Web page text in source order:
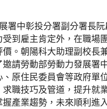
署中彰投分署副分署長
到雇主肯定外，在職場
。朝陽科大助理副校長
請勞動部勞動力發展署
原住民委員會等政府單
職技巧及管道，提升就
產業趨勢，未來順利進